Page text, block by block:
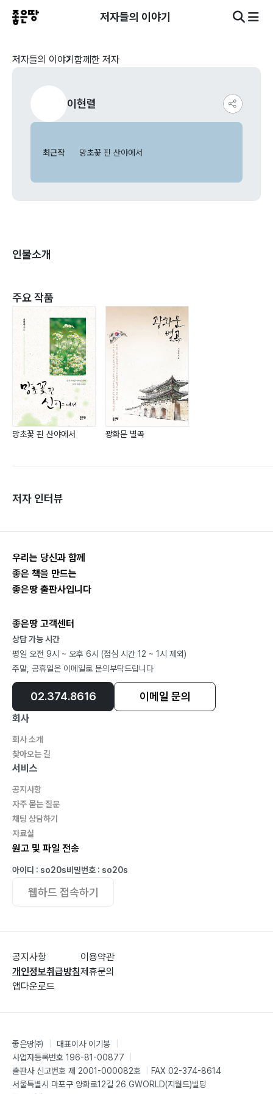
저자들의 이야기
저자들의 이야기 함께한 저자
이현렬
최근작 망초꽃 핀 산야에서
인물소개
주요 작품
망초꽃 핀 산야에서 광화문 별곡
저자 인터뷰
우리는 당신과 함께
좋은 책을 만드는
좋은땅 출판사입니다
좋은땅 고객센터
상담 가능 시간
평일 오전 9시 ~ 오후 6시 (점심 시간 12 ~ 1시 제외)
주말, 공휴일은 이메일로 문의부탁드립니다
02.374.8616 이메일 문의
회사
회사 소개
찾아오는 길
서비스
공지사항
자주 묻는 질문
채팅 상담하기
자료실
원고 및 파일 전송
아이디 : so20s비밀번호 : so20s
웹하드 접속하기
공지사항
개인정보취급방침
앱다운로드
이용약관
제휴문의
좋은땅㈜ 대표이사 이기봉
사업자등록번호 196-81-00877
출판사 신고번호 제 2001-000082호
FAX 02-374-8614
서울특별시 마포구 양화로12길 26 GWORLD(지월드)빌딩